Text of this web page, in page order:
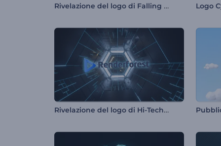
Rivelazione del logo di Falling Petals Logo
Rivelazione del logo di Hi-Tech Tunnel